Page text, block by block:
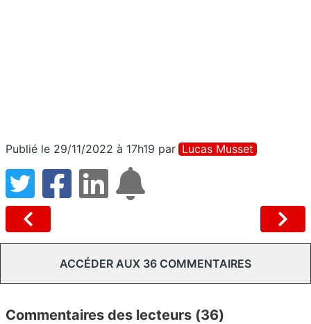
Publié le 29/11/2022 à 17h19 par Lucas Musset
ACCÉDER AUX 36 COMMENTAIRES
Commentaires des lecteurs (36)